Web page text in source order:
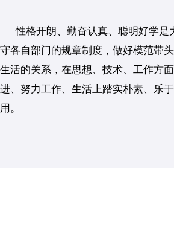
性格开朗、勤奋认真、聪明好学
守各自部门的规章制度，做好模范带
生活的关系，在思想、技术、工作方
进、努力工作、生活上踏实朴素、乐
用。